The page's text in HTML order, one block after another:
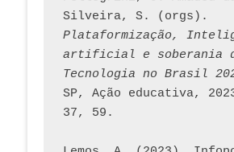
Plataformização,
artificial e soberania
Tecnologia no Brasil
SP, Ação educativa,
37, 59.